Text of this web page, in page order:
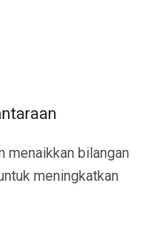
menaikkan bilangan
meningkatkan